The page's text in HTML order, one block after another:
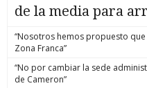
de la media para
“Nosotros hemos propuesto
Zona Franca”
“No por cambiar la sede
de Cameron”